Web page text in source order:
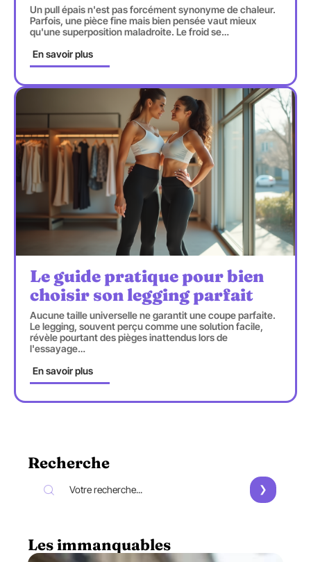
Un pull épais n'est pas forcément synonyme de chaleur.
Parfois, une pièce fine mais bien pensée vaut mieux
qu'une superposition maladroite. Le froid se…
En savoir plus
Le guide pratique pour bien
choisir son legging parfait
Aucune taille universelle ne garantit une coupe parfaite.
Le legging, souvent perçu comme une solution facile,
révèle pourtant des pièges inattendus lors de
l'essayage…
En savoir plus
Recherche
Les immanquables